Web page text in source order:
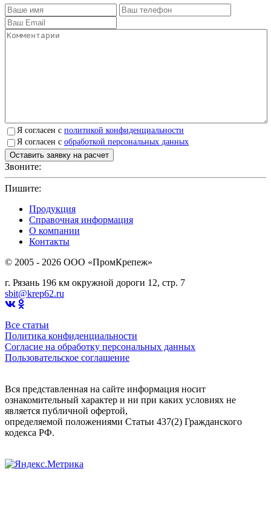
Я согласен с политикой конфиденциальности
Я согласен с обработкой персональных данных
Звоните:
Пишите:
Продукция
Справочная информация
О компании
Контакты
© 2005 - 2026 OOO «ПромКрепеж»
г. Рязань 196 км окружной дороги 12, стр. 7
sbit@krep62.ru
Все статьи
Политика конфиденциальности
Согласие на обработку персональных данных
Пользовательское соглашение
Вся представленная на сайте информация носит
ознакомительный характер и ни при каких условиях не
является публичной офертой,
определяемой положениями Статьи 437(2) Гражданского
кодекса РФ.